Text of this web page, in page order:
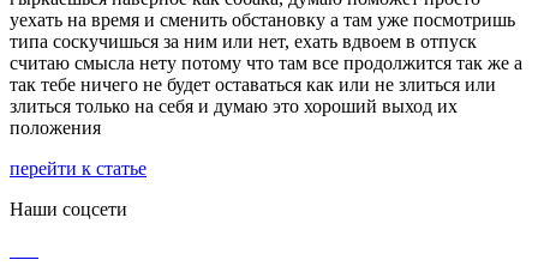
уехать на время и сменить обстановку а там уже посмотришь
типа соскучишься за ним или нет, ехать вдвоем в отпуск
считаю смысла нету потому что там все продолжится так же а
так тебе ничего не будет оставаться как или не злиться или
злиться только на себя и думаю это хороший выход их
положения
перейти к статье
Наши соцсети